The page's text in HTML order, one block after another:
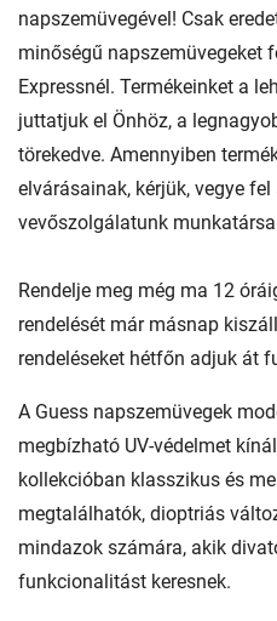
napszemüvegével! Csak
minőségű napszemüvegeket
Expressnél. Termékeinket a
juttatjuk el Önhöz, a
törekedve. Amennyiben
elvárásainak, kérjük, vegye
vevőszolgálatunk
Rendelje meg még ma 12
rendelését már másnap
rendeléseket hétfőn adjuk át
A Guess napszemüvegek
megbízható UV-védelmet
kollekcióban klasszikus és
megtalálhatók, dioptriás
mindazok számára, akik
funkcionalitást keresnek.